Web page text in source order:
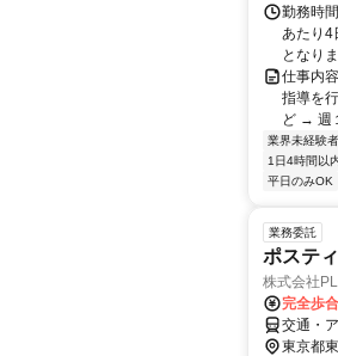
勤務時
あたり4
となり
仕事内
指導を
ど → 週
業界未経験
1日4時間以
平日のみOK
業務委託
ポステ
株式会社
完全歩
交通・
東京都